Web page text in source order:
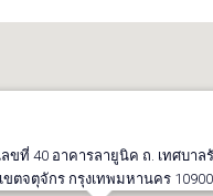
ลขที่ 40 อาคารลายูนิค ถ. เทศบาล
ขตจตุจักร กรุงเทพมหานคร 10900